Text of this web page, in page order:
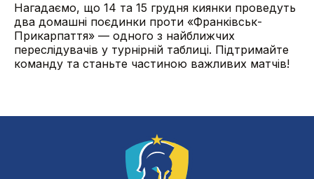
Нагадаємо, що 14 та 15 грудня киянки проведуть
два домашні поєдинки проти «Франківськ-
Прикарпаття» — одного з найближчих
переслідувачів у турнірній таблиці. Підтримайте
команду та станьте частиною важливих матчів!